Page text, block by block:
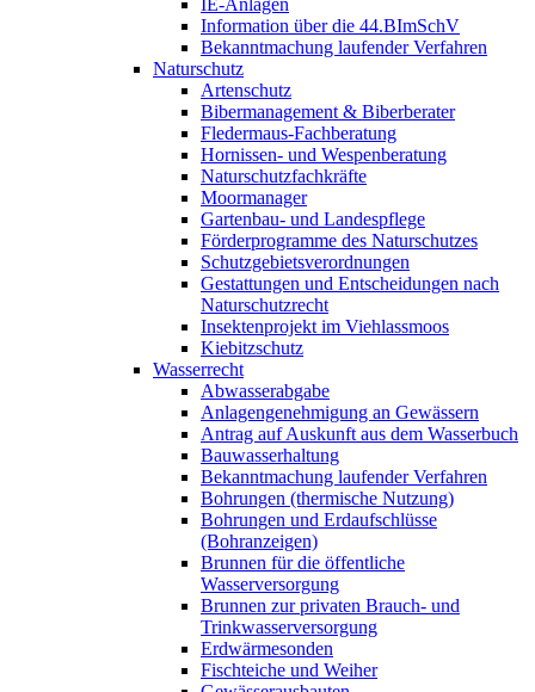
IE-Anlagen
Information über die 44.BImSchV
Bekanntmachung laufender Verfahren
Naturschutz
Artenschutz
Bibermanagement & Biberberater
Fledermaus-Fachberatung
Hornissen- und Wespenberatung
Naturschutzfachkräfte
Moormanager
Gartenbau- und Landespflege
Förderprogramme des Naturschutzes
Schutzgebietsverordnungen
Gestattungen und Entscheidungen nach
Naturschutzrecht
Insektenprojekt im Viehlassmoos
Kiebitzschutz
Wasserrecht
Abwasserabgabe
Anlagengenehmigung an Gewässern
Antrag auf Auskunft aus dem Wasserbuch
Bauwasserhaltung
Bekanntmachung laufender Verfahren
Bohrungen (thermische Nutzung)
Bohrungen und Erdaufschlüsse
(Bohranzeigen)
Brunnen für die öffentliche
Wasserversorgung
Brunnen zur privaten Brauch- und
Trinkwasserversorgung
Erdwärmesonden
Fischteiche und Weiher